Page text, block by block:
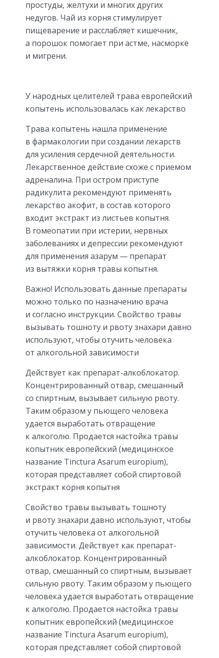
простуды, желтухи и многих других
недугов. Чай из корня стимулирует
пищеварение и расслабляет кишечник,
а порошок помогает при астме, насморке
и мигрени.
У народных целителей трава европейский
копытень использовалась как лекарство
Трава копытень нашла применение
в фармакологии при создании лекарств
для усиления сердечной деятельности.
Лекарственное действие схоже с приемом
адреналина. При остром приступе
радикулита рекомендуют применять
лекарство акофит, в состав которого
входит экстракт из листьев копытня.
В гомеопатии при истерии, нервных
заболеваниях и депрессии рекомендуют
для применения азарум — препарат
из вытяжки корня травы копытня.
Важно! Использовать данные препараты
можно только по назначению врача
и согласно инструкции. Свойство травы
вызывать тошноту и рвоту знахари давно
используют, чтобы отучить человека
от алкогольной зависимости
Действует как препарат-алкоблокатор.
Концентрированный отвар, смешанный
со спиртным, вызывает сильную рвоту.
Таким образом у пьющего человека
удается выработать отвращение
к алкоголю. Продается настойка травы
копытник европейский (медицинское
название Tinctura Asarum europium),
которая представляет собой спиртовой
экстракт корня копытня
Свойство травы вызывать тошноту
и рвоту знахари давно используют, чтобы
отучить человека от алкогольной
зависимости. Действует как препарат-
алкоблокатор. Концентрированный
отвар, смешанный со спиртным, вызывает
сильную рвоту. Таким образом у пьющего
человека удается выработать отвращение
к алкоголю. Продается настойка травы
копытник европейский (медицинское
название Tinctura Asarum europium),
которая представляет собой спиртовой